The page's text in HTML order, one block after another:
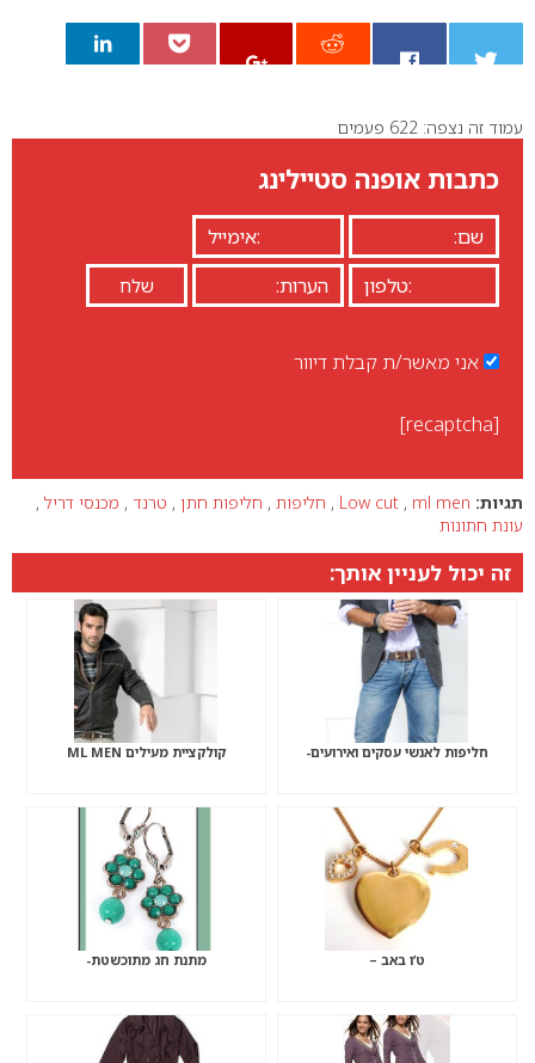
0
עמוד זה נצפה: 622 פעמים
כתבות אופנה סטיילינג
אני מאשר/ת קבלת דיוור
[recaptcha]
תגיות: Low cut , ml men
, חליפות , חליפות חתן , טרנד , מכנסי דריל ,
עונת חתונות
זה יכול לעניין אותך:
חליפות לאנשי עסקים ואירועים- קולקציית מעילים ML MEN
ט’ו באב – מתנת חג מתוכשטת-